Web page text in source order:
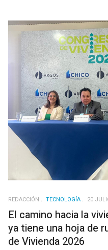
REDACCIÓN TECNOLOGÍA 20
El camino hacia la
ya tiene una hoja de
de Vivienda 2026